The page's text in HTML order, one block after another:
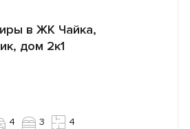
в ЖК Чайка,
дом 2к1
4 3 4